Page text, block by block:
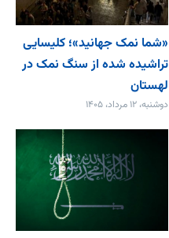
«شما نمک جهانید»؛ کلیسایی
تراشیده شده از سنگ نمک در
لهستان
دوشنبه، ۱۲ مرداد، ۱۴۰۵